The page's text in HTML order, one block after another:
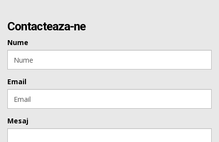
Contacteaza-ne
Nume
Email
Mesaj